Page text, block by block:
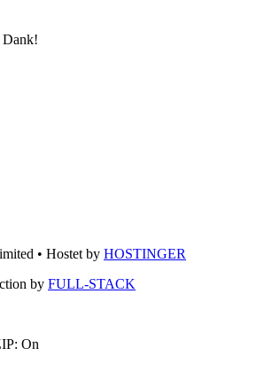
Dank!
• Hostet by HOSTINGER
by FULL-STACK
On